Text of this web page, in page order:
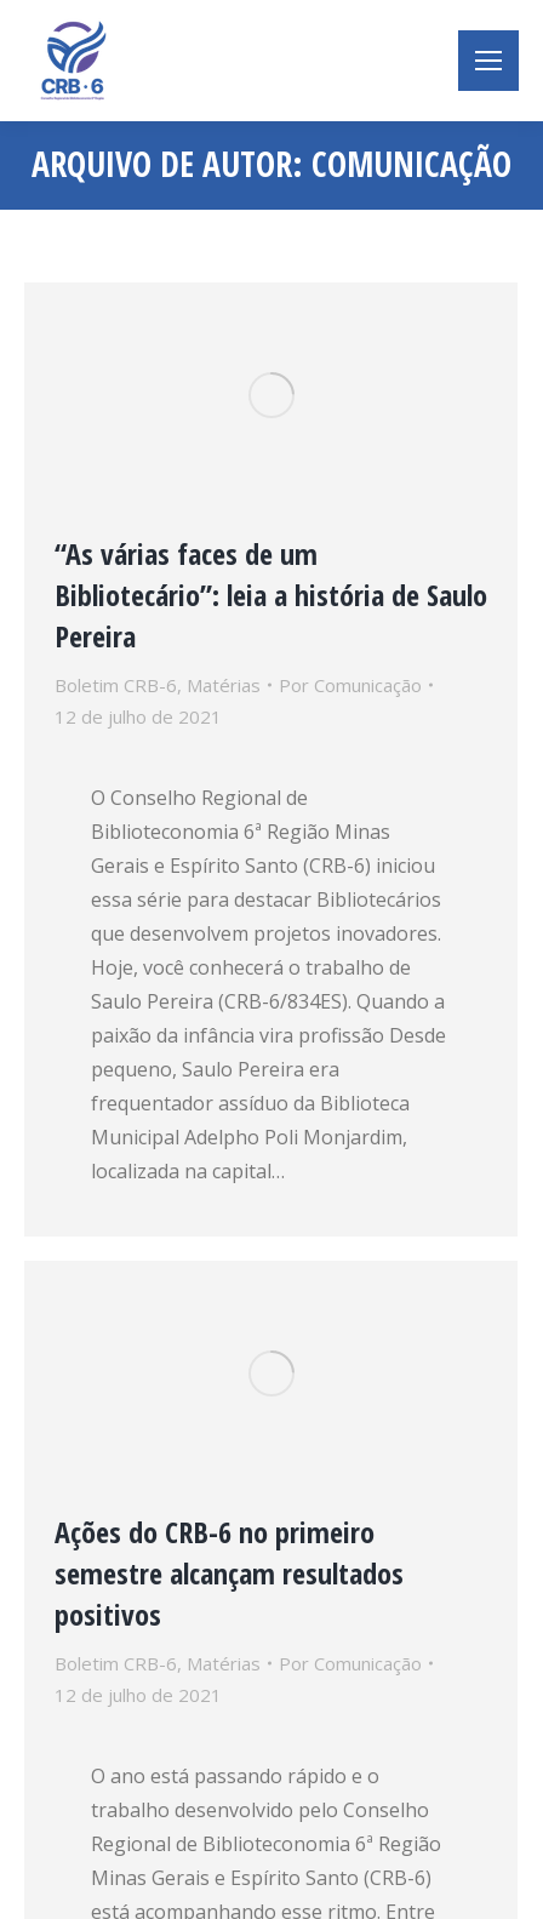
ARQUIVO DE AUTOR: COMUNICAÇÃO
Você está aqui:
“As várias faces de um
Bibliotecário”: leia a história de Saulo
Pereira
Boletim CRB-6, Matérias Por Comunicação
12 de julho de 2021
O Conselho Regional de
Biblioteconomia 6ª Região Minas
Gerais e Espírito Santo (CRB-6) iniciou
essa série para destacar Bibliotecários
que desenvolvem projetos inovadores.
Hoje, você conhecerá o trabalho de
Saulo Pereira (CRB-6/834ES). Quando a
paixão da infância vira profissão Desde
pequeno, Saulo Pereira era
frequentador assíduo da Biblioteca
Municipal Adelpho Poli Monjardim,
localizada na capital…
Ações do CRB-6 no primeiro
semestre alcançam resultados
positivos
Boletim CRB-6, Matérias Por Comunicação
12 de julho de 2021
O ano está passando rápido e o
trabalho desenvolvido pelo Conselho
Regional de Biblioteconomia 6ª Região
Minas Gerais e Espírito Santo (CRB-6)
está acompanhando esse ritmo. Entre